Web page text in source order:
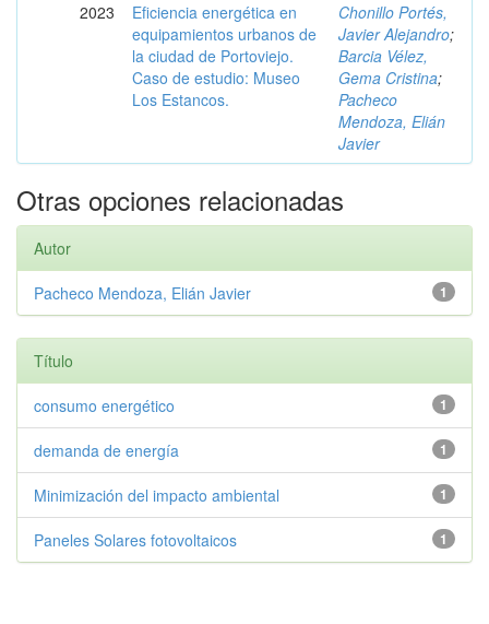
2023
Eficiencia energética en
equipamientos urbanos de
la ciudad de Portoviejo.
Caso de estudio: Museo
Los Estancos.
Chonillo Portés,
Javier Alejandro;
Barcia Vélez,
Gema Cristina;
Pacheco
Mendoza, Elián
Javier
Otras opciones relacionadas
Autor
1
Pacheco Mendoza, Elián Javier
Título
1
consumo energético
1
demanda de energía
1
Minimización del impacto ambiental
1
Paneles Solares fotovoltaicos